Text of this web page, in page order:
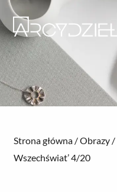
Przejdź
do
treści
Strona główna /Obrazy /
Wszechświat’ 4/20